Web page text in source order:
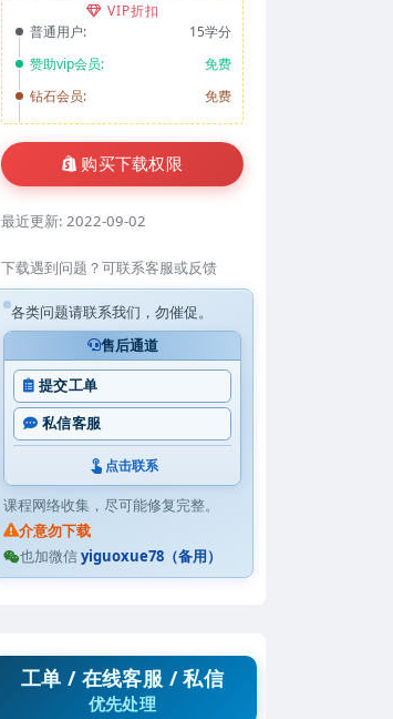
VIP折扣
普通用户:
15学分
赞助vip会员:
免费
钻石会员:
免费
购买下载权限
最近更新: 2022-09-02
下载遇到问题？可联系客服或反馈
各类问题请联系我们，勿催促。
售后通道
提交工单
私信客服
点击联系
课程网络收集，尽可能修复完整。
介意勿下载
也加微信yiguoxue78（备用）
工单 / 在线客服 / 私信
优先处理